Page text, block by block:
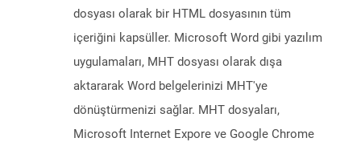
dosyası olarak bir HTML dosyasının tüm
içeriğini kapsüller. Microsoft Word gibi yazılım
uygulamaları, MHT dosyası olarak dışa
aktararak Word belgelerinizi MHT'ye
dönüştürmenizi sağlar. MHT dosyaları,
Microsoft Internet Expore ve Google Chrome